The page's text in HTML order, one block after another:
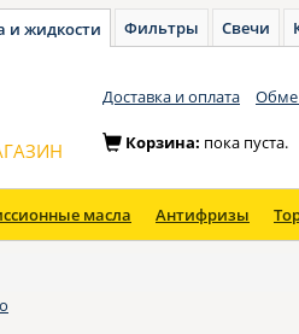
и жидкости Фильтры Свечи
Доставка и оплата
Корзина: пока пуста.
масла Антифризы